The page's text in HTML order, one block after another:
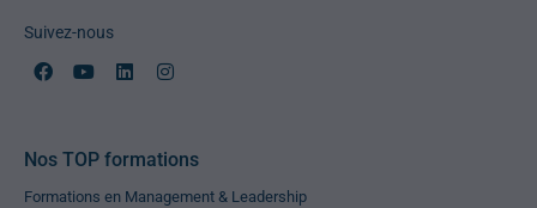
Suivez-nous
Nos TOP formations
Formations en Management & Leadership